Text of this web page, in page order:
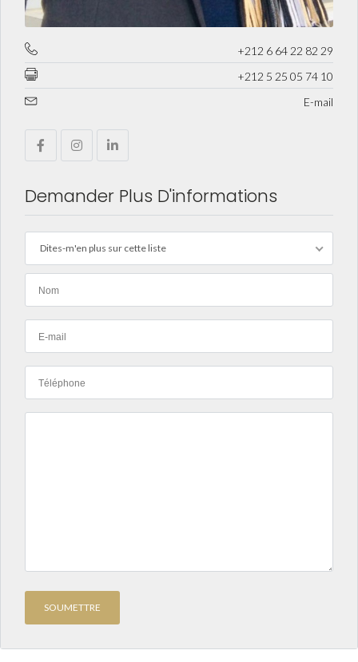
+212 6 64 22 82 29
+212 5 25 05 74 10
E-mail
Demander Plus D'informations
Dites-m'en plus sur cette liste